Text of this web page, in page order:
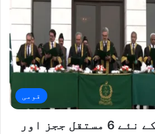
قومی
سپریم کورٹ کے نئے 6 مستقل ججز اور